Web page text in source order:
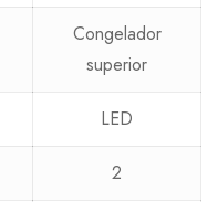
Congelador
superior
LED
2